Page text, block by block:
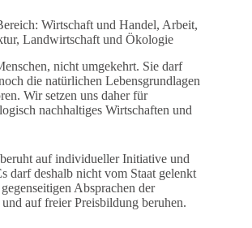
Wirtschaft und Handel, Arbeit,
Landwirtschaft und Ökologie
nicht umgekehrt. Sie darf
die natürlichen Lebensgrundlagen
Wir setzen uns daher für
nachhaltiges Wirtschaften und
auf individueller Initiative und
darf deshalb nicht vom Staat gelenkt
Absprachen der
auf freier Preisbildung beruhen.